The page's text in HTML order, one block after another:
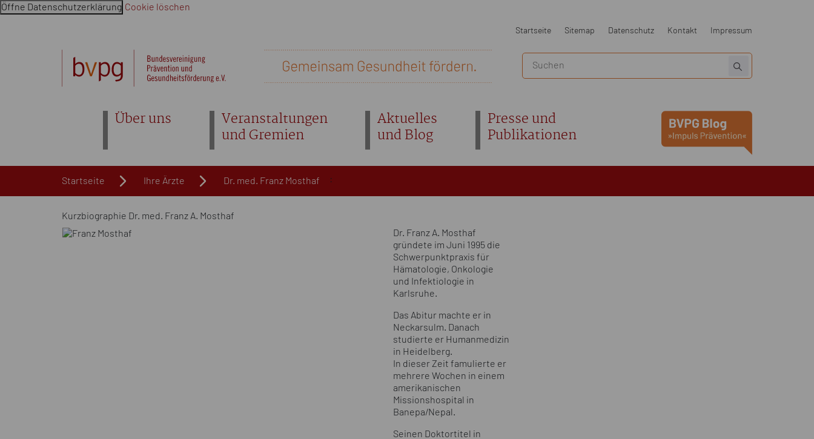
Öffne Datenschutzerklärung Cookie löschen
Startseite Sitemap Datenschutz Kontakt Impressum
Über uns
Veranstaltungen
und Gremien
Aktuelles
und Blog
Presse und
Publikationen
Startseite Ihre Ärzte :
Dr. med. Franz Mosthaf
Kurzbiographie Dr. med. Franz A. Mosthaf
Dr. Franz A. Mosthaf
gründete im Juni 1995 die
Schwerpunktpraxis für
Hämatologie, Onkologie
und Infektiologie in
Karlsruhe.
Das Abitur machte er in
Neckarsulm. Danach
studierte er Humanmedizin
in Heidelberg.
In dieser Zeit famulierte er
mehrere Wochen in einem
amerikanischen
Missionshospital in
Banepa/Nepal.
Seinen Doktortitel in